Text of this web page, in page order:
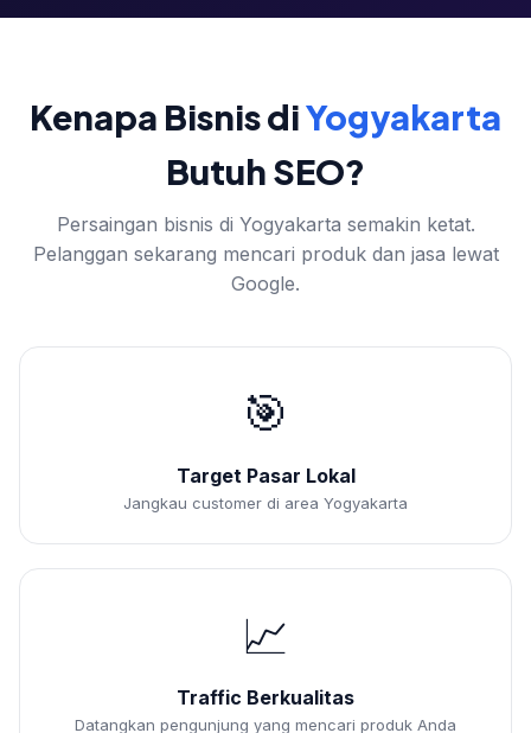
Kenapa Bisnis diYogyakarta
Butuh SEO?
Persaingan bisnis di Yogyakarta semakin ketat.
Pelanggan sekarang mencari produk dan jasa lewat
Google.
🎯
Target Pasar Lokal
Jangkau customer di area Yogyakarta
📈
Traffic Berkualitas
Datangkan pengunjung yang mencari produk Anda